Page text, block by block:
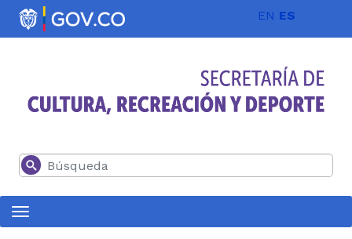
Pasar al contenido principal EN ES
Buscar